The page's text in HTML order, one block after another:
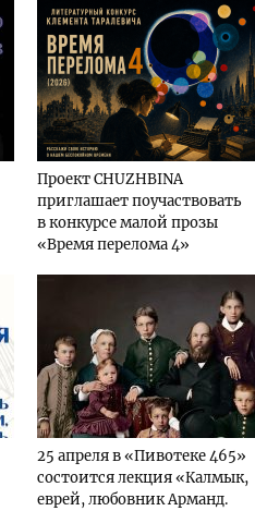
Проект CHUZHBINA
приглашает поучаствовать
в конкурсе малой прозы
«Время перелома 4»
25 апреля в «Пивотеке 465»
состоится лекция «Калмык,
еврей, любовник Арманд.